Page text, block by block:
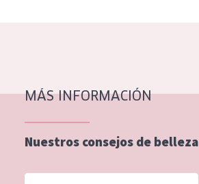
Piel madura
Piel menopáusica
EDAD
MÁS INFORMACIÓN
Nuestros consejos de belleza